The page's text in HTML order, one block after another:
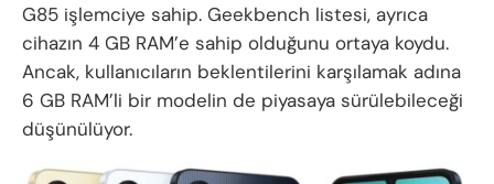
G85 işlemciye sahip. Geekbench listesi, ayrıca
cihazın 4 GB RAM’e sahip olduğunu ortaya koydu.
Ancak, kullanıcıların beklentilerini karşılamak adına
6 GB RAM’li bir modelin de piyasaya sürülebileceği
düşünülüyor.